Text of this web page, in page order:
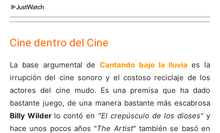
Cine dentro del Cine
La base argumental deCantando bajo la lluvia es la
irrupción del cine sonoro y el costoso reciclaje de los
actores del cine mudo. Es una premisa que ha dado
bastante juego, de una manera bastante más escabrosa
Billy Wilder lo contó en "El crepúsculo de los dioses"y
hace unos pocos años "The Artist" también se basó en